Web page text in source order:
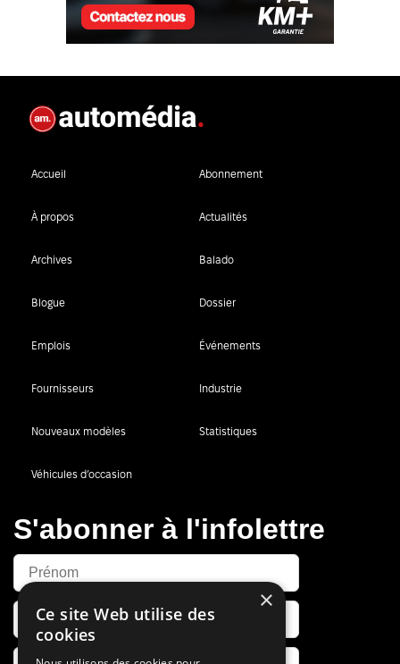
Accueil Abonnement
À propos Actualités
Archives Balado
Blogue Dossier
Emplois Événements
Fournisseurs Industrie
Nouveaux modèles Statistiques
Véhicules d’occasion
S'abonner à l'infolettre
×
Ce site Web utilise des
cookies